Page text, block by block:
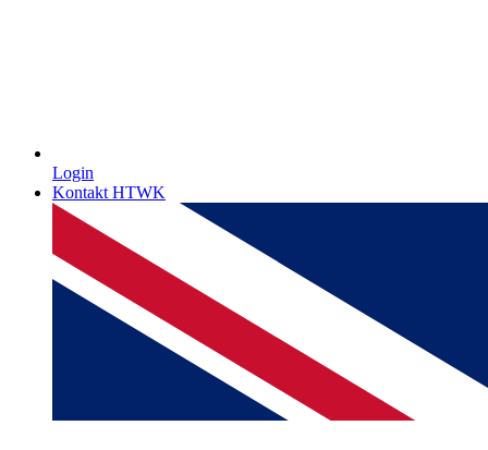
Login
Kontakt HTWK